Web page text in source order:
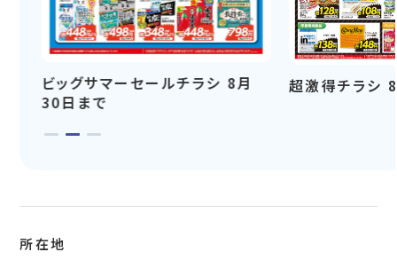
所在地
ビッグサマーセールチラシ 8月
30日まで
超激得チラシ